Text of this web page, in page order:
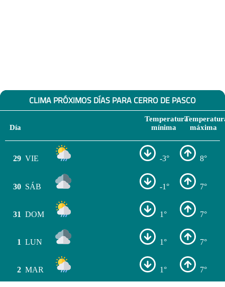
CLIMA PRÓXIMOS DÍAS PARA CERRO DE PASCO
Día
Temperatura
mínima
máxima
29 VIE -3° 8°
30 SÁB -1° 7°
31 DOM 1° 7°
1 LUN 1° 7°
2 MAR 1° 7°